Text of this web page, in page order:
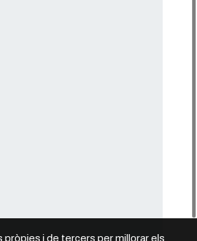
pròpies i de tercers per millorar els